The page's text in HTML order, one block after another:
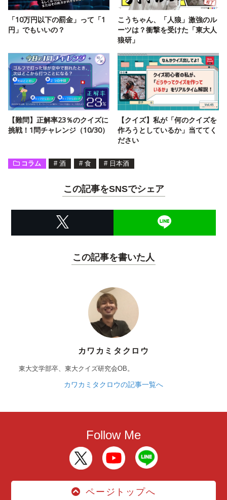
「10万円以下の罰金」って「1
円」でもいいの？
こうちゃん、「人狼」激強のル
ーツは？衝撃を受けた「東大人
狼研」
【難問】正解率23％のクイズに
挑戦！1問チャレンジ（10/30）
【クイズ】私が「何のクイズを
作ろうとしているか」当ててく
ださい
コラム # 酒 # 食 # 日本酒
この記事をSNSでシェア
この記事を書いた人
カワカミタクロウ
東大文学部卒、東大クイズ研究会OB。
カワカミタクロウの記事一覧へ
Follow Me
ページトップへ